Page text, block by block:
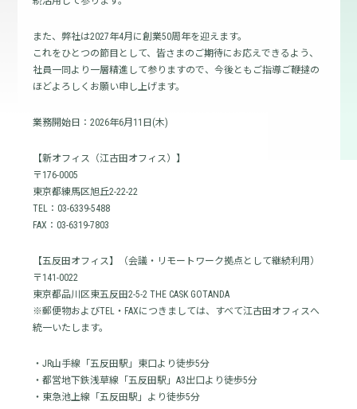
また、弊社は2027年4月に創業50周年を迎えます。
これをひとつの節目として、皆さまのご期待にお応えできるよう、
社員一同より一層精進して参りますので、今後ともご指導ご鞭撻の
ほどよろしくお願い申し上げます。
業務開始日：2026年6月11日(木)
【新オフィス（江古田オフィス）】
〒176-0005
東京都練馬区旭丘2-22-22
TEL：03-6339-5488
FAX：03-6319-7803
【五反田オフィス】（会議・リモートワーク拠点として継続利用）
〒141-0022
東京都品川区東五反田2-5-2 THE CASK GOTANDA
※郵便物およびTEL・FAXにつきましては、すべて江古田オフィスへ
統一いたします。
・JR山手線「五反田駅」東口より徒歩5分
・都営地下鉄浅草線「五反田駅」A3出口より徒歩5分
・東急池上線「五反田駅」より徒歩5分